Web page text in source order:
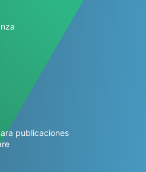
publicaciones